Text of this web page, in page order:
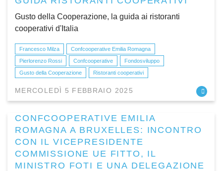
Gusto della Cooperazione, la guida ai ristoranti
cooperativi d'Italia
Francesco Milza
Confcooperative Emilia Romagna
Pierlorenzo Rossi
Confcooperative
Fondosviluppo
Gusto della Cooperazione
Ristoranti cooperativi
MERCOLEDÌ 5 FEBBRAIO 2025
CONFCOOPERATIVE EMILIA
ROMAGNA A BRUXELLES: INCONTRO
CON IL VICEPRESIDENTE
COMMISSIONE UE FITTO, IL
MINISTRO FOTI E UNA DELEGAZIONE